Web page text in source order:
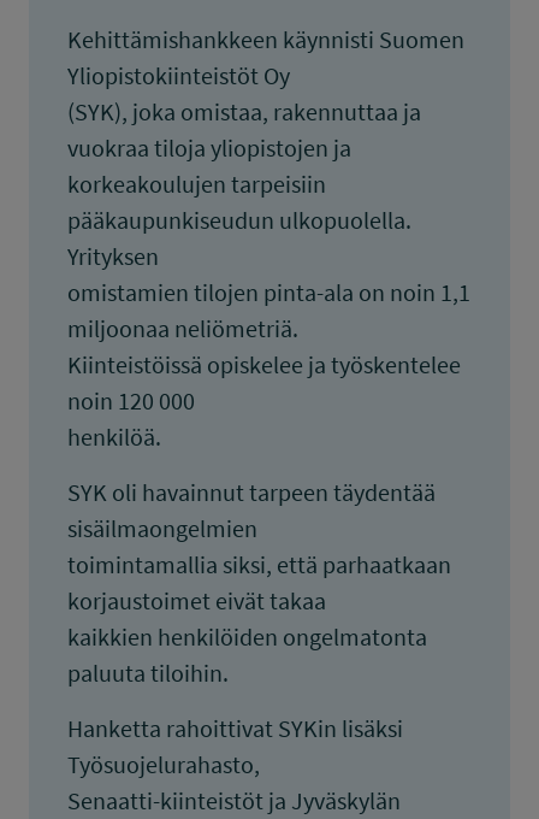
Kehittämishankkeen käynnisti Suomen
Yliopistokiinteistöt Oy
(SYK), joka omistaa, rakennuttaa ja
vuokraa tiloja yliopistojen ja
korkeakoulujen tarpeisiin
pääkaupunkiseudun ulkopuolella.
Yrityksen
omistamien tilojen pinta-ala on noin 1,1
miljoonaa neliömetriä.
Kiinteistöissä opiskelee ja työskentelee
noin 120 000
henkilöä.
SYK oli havainnut tarpeen täydentää
sisäilmaongelmien
toimintamallia siksi, että parhaatkaan
korjaustoimet eivät takaa
kaikkien henkilöiden ongelmatonta
paluuta tiloihin.
Hanketta rahoittivat SYKin lisäksi
Työsuojelurahasto,
Senaatti-kiinteistöt ja Jyväskylän